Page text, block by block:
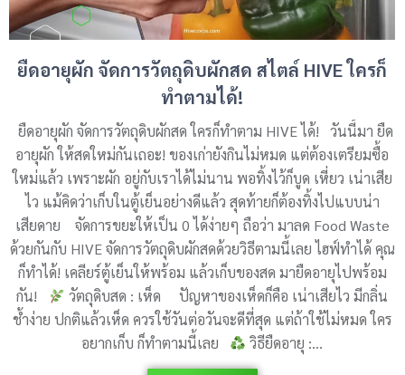
ยืดอายุผัก จัดการวัตถุดิบผักสด สไตล์ HIVE ใครก็
ทำตามได้!
ยืดอายุผัก จัดการวัตถุดิบผักสด ใครก็ทำตาม HIVE ได้! วันนี้มา ยืด
อายุผัก ให้สดใหม่กันเถอะ! ของเก่ายังกินไม่หมด แต่ต้องเตรียมซื้อ
ใหม่แล้ว เพราะผัก อยู่กับเราได้ไม่นาน พอทิ้งไว้ก็บูด เหี่ยว เน่าเสีย
ไว แม้คิดว่าเก็บในตู้เย็นอย่างดีแล้ว สุดท้ายก็ต้องทิ้งไปแบบน่า
เสียดาย จัดการขยะให้เป็น 0 ได้ง่ายๆ ถือว่า มาลด Food Waste
ด้วยกันกับ HIVE จัดการวัตถุดิบผักสดด้วยวิธีตามนี้เลย ไฮฟ์ทำได้ คุณ
ก็ทำได้! เคลียร์ตู้เย็นให้พร้อม แล้วเก็บของสด มายืดอายุไปพร้อม
กัน!
วัตถุดิบสด : เห็ด ปัญหาของเห็ดก็คือ เน่าเสียไว มีกลิ่น
ช้ำง่าย ปกติแล้วเห็ด ควรใช้วันต่อวันจะดีที่สุด แต่ถ้าใช้ไม่หมด ใคร
อยากเก็บ ก็ทำตามนี้เลย
วิธียืดอายุ :…